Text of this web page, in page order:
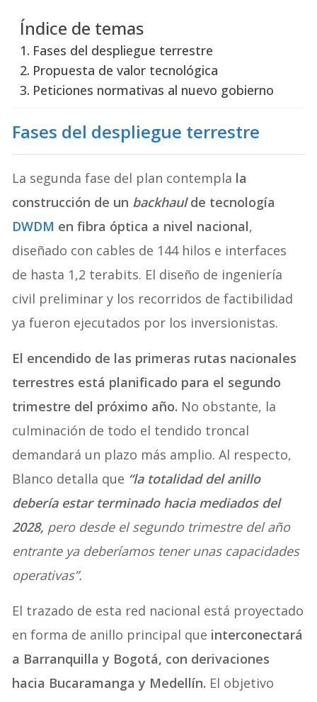
Índice de temas
Fases del despliegue terrestre
Propuesta de valor tecnológica
Peticiones normativas al nuevo gobierno
Fases del despliegue terrestre
La segunda fase del plan contempla la
construcción de un backhaulde tecnología
DWDM en fibra óptica a nivel nacional,
diseñado con cables de 144 hilos e interfaces
de hasta 1,2 terabits. El diseño de ingeniería
civil preliminar y los recorridos de factibilidad
ya fueron ejecutados por los inversionistas.
El encendido de las primeras rutas nacionales
terrestres está planificado para el segundo
trimestre del próximo año. No obstante, la
culminación de todo el tendido troncal
demandará un plazo más amplio. Al respecto,
Blanco detalla que “la totalidad del anillo
debería estar terminado hacia mediados del
2028, pero desde el segundo trimestre del año
entrante ya deberíamos tener unas capacidades
operativas”.
El trazado de esta red nacional está proyectado
en forma de anillo principal que interconectará
a Barranquilla y Bogotá, con derivaciones
hacia Bucaramanga y Medellín. El objetivo